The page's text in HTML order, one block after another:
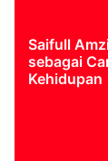
Saifull
sebagai
Kehidupan